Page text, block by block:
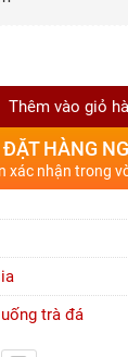
Thêm vào giỏ
ĐẶT HÀNG
xác nhận trong
uống trà đá